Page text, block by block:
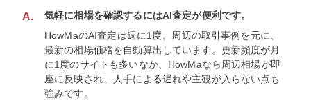
A.
気軽に相場を確認するにはAI査定が便利です。
HowMaのAI査定は週に1度、周辺の取引事例を元に、
最新の相場価格を自動算出しています。更新頻度が月
に1度のサイトも多いなか、HowMaなら周辺相場が即
座に反映され、人手による遅れや主観が入らない点も
強みです。